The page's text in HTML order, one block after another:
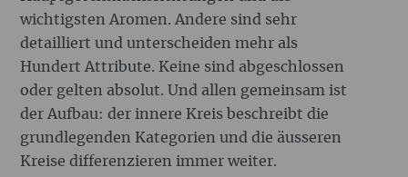
wichtigsten Aromen. Andere sind sehr
detailliert und unterscheiden mehr als
Hundert Attribute. Keine sind abgeschlossen
oder gelten absolut. Und allen gemeinsam ist
der Aufbau: der innere Kreis beschreibt die
grundlegenden Kategorien und die äusseren
Kreise differenzieren immer weiter.